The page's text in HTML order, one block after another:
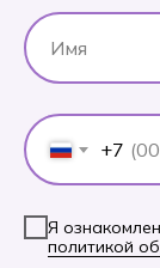
+7
Я
политикой